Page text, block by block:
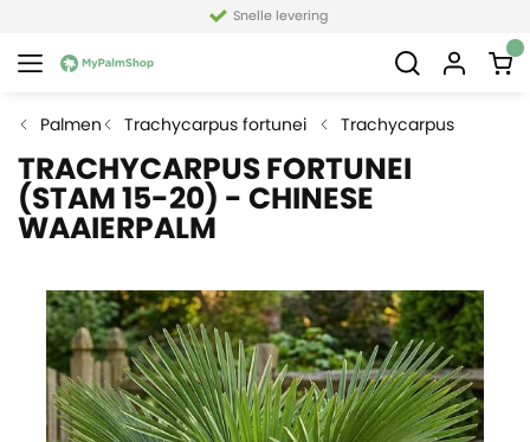
Snelle levering
Palmen Trachycarpus fortunei Trachycarpus
TRACHYCARPUS FORTUNEI
(STAM 15-20) - CHINESE
WAAIERPALM